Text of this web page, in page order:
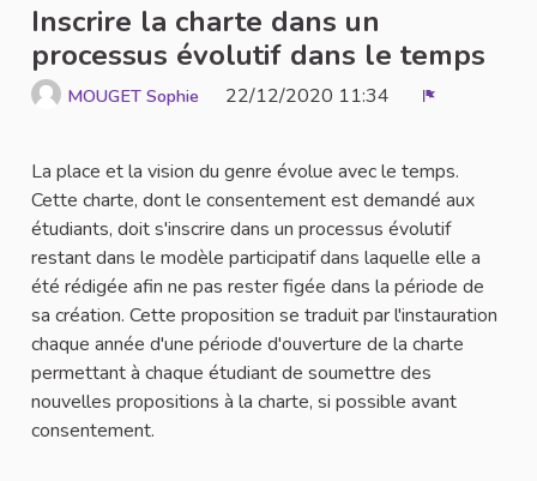
Inscrire la charte dans un
processus évolutif dans le temps
MOUGET Sophie 22/12/2020 11:34
La place et la vision du genre évolue avec le temps.
Cette charte, dont le consentement est demandé aux
étudiants, doit s'inscrire dans un processus évolutif
restant dans le modèle participatif dans laquelle elle a
été rédigée afin ne pas rester figée dans la période de
sa création. Cette proposition se traduit par l'instauration
chaque année d'une période d'ouverture de la charte
permettant à chaque étudiant de soumettre des
nouvelles propositions à la charte, si possible avant
consentement.